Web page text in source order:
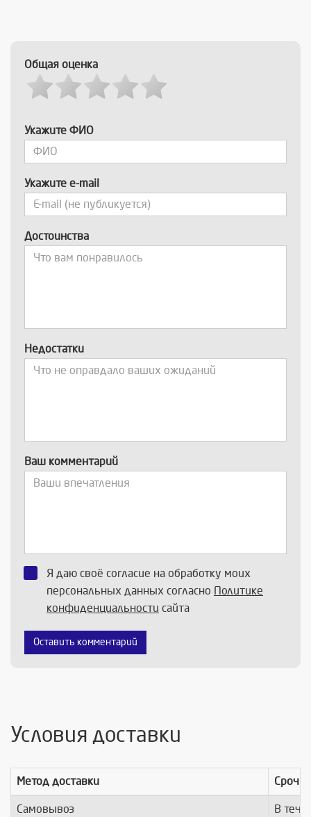
Общая оценка
Укажите ФИО
Укажите e-mail
Достоинства
Недостатки
Ваш комментарий
Я даю своё согласие на обработку моих
персональных данных согласно Политике
конфиденциальности сайта
Оставить комментарий
Условия доставки
Метод доставки
Самовывоз В